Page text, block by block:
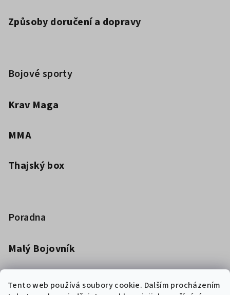
Tento web používá soubory cookie. Dalším procházením
Způsoby doručení a dopravy
Bojové sporty
Krav Maga
MMA
Thajský box
Poradna
Malý Bojovník
Dětská kimona pro bojová umění